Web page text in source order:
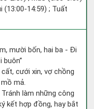
(13:00-14:59) ; Tuất
mười bốn, hai ba - Đi
cất, cưới xin, vợ chồng
mả.
Tránh làm những công
kết hợp đồng, hay bắt